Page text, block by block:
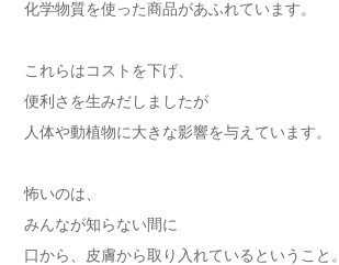
化学物質を使った商品があふれています。
これらはコストを下げ、
便利さを生みだしましたが
人体や動植物に大きな影響を与えています。
怖いのは、
みんなが知らない間に
口から、皮膚から取り入れているということ。